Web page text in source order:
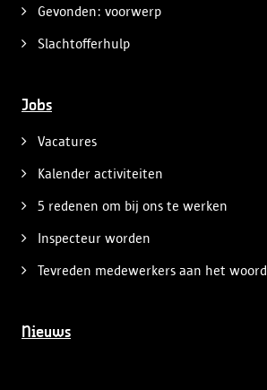
Gevonden: voorwerp
Slachtofferhulp
Jobs
Vacatures
Kalender activiteiten
5 redenen om bij ons te werken
Inspecteur worden
Tevreden medewerkers aan het woord
Nieuws